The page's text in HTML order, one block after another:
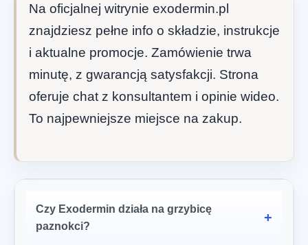
Na oficjalnej witrynie exodermin.pl
znajdziesz pełne info o składzie, instrukcje
i aktualne promocje. Zamówienie trwa
minutę, z gwarancją satysfakcji. Strona
oferuje chat z konsultantem i opinie wideo.
To najpewniejsze miejsce na zakup.
Czy Exodermin działa na grzybicę
paznokci?